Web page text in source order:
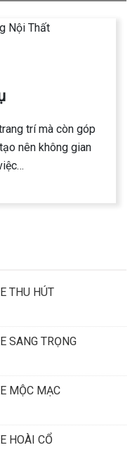
trí mà còn góp
nên không gian
THU HÚT
SANG TRỌNG
MỘC MẠC
HOÀI CỔ